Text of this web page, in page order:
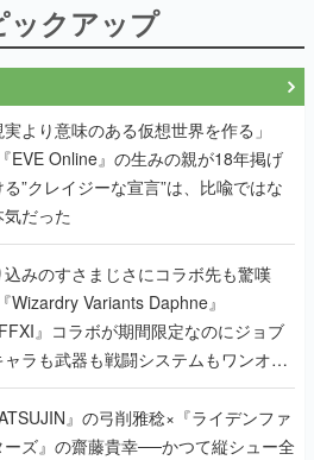
ックアップ
実より意味のある仮想世界を作る」
EVE Online』の生みの親が18年掲げ
”クレイジーな宣言”は、比喩ではな
気だった
込みのすさまじさにコラボ先も驚嘆
Wizardry Variants Daphne』
』コラボが期間限定なのにジョブ
ャラも武器も戦闘システムもワンオフ
り込まれた理由を両ディレクターに聞
』の弓削雅稔×『ライデンファ
ーズ』の齋藤貴幸──かつて縦シュー全